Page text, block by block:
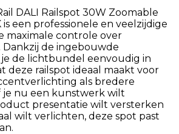
DALI Railspot 30W Zoomable
is een professionele en veelzijdige
maximale controle over
de ingebouwde
de lichtbundel eenvoudig in
deze railspot ideaal maakt voor
als bredere
je nu een kunstwerk wilt
presentatie wilt versterken
wilt verlichten, deze spot past